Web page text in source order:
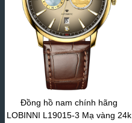
Đồng hồ nam chính hãng
LOBINNI L19015-3 Mạ vàng 24k